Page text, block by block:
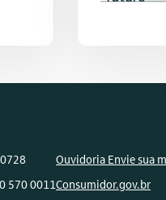
570 0011
Ouvidoria Envie sua
Consumidor.gov.br